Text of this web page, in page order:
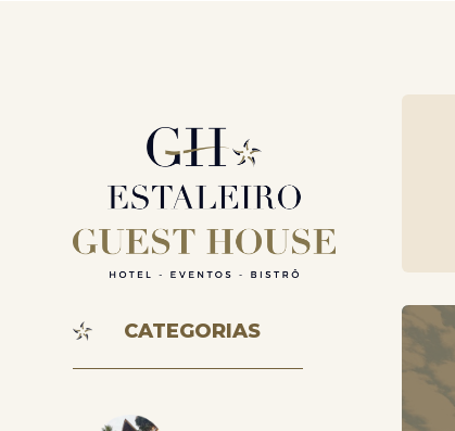
CATEGORIAS